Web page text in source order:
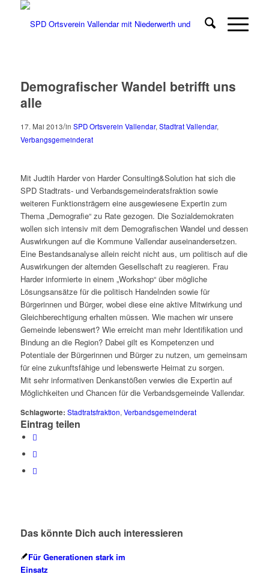
Demografischer Wandel betrifft uns
alle
17. Mai 2013/in SPD Ortsverein Vallendar, Stadtrat Vallendar,
Verbangsgemeinderat
Mit Judtih Harder von Harder Consulting&Solution hat sich die
SPD Stadtrats- und Verbandsgemeinderatsfraktion sowie
weiteren Funktionsträgern eine ausgewiesene Expertin zum
Thema „Demografie“ zu Rate gezogen. Die Sozialdemokraten
wollen sich intensiv mit dem Demografischen Wandel und dessen
Auswirkungen auf die Kommune Vallendar auseinandersetzen.
Eine Bestandsanalyse allein reicht nicht aus, um politisch auf die
Auswirkungen der alternden Gesellschaft zu reagieren. Frau
Harder informierte in einem „Workshop“ über mögliche
Lösungsansätze für die politisch Handelnden sowie für
Bürgerinnen und Bürger, wobei diese eine aktive Mitwirkung und
Gleichberechtigung erhalten müssen. Wie machen wir unsere
Gemeinde lebenswert? Wie erreicht man mehr Identifikation und
Bindung an die Region? Dabei gilt es Kompetenzen und
Potentiale der Bürgerinnen und Bürger zu nutzen, um gemeinsam
für eine zukunftsfähige und lebenswerte Heimat zu sorgen.
Mit sehr informativen Denkanstößen verwies die Expertin auf
Möglichkeiten und Chancen für die Verbandsgemeinde Vallendar.
Schlagworte: Stadtratsfraktion, Verbandsgemeinderat
Eintrag teilen
Das könnte Dich auch interessieren
Für Generationen stark im
Einsatz